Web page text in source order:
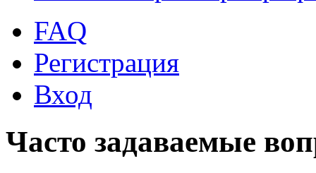
FAQ
Регистрация
Вход
Часто задаваемые